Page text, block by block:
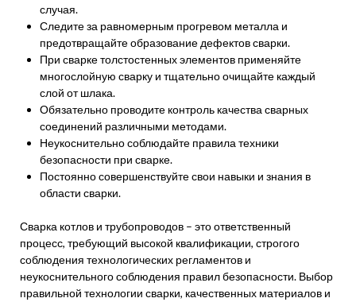
случая.
Следите за равномерным прогревом металла и
предотвращайте образование дефектов сварки.
При сварке толстостенных элементов применяйте
многослойную сварку и тщательно очищайте каждый
слой от шлака.
Обязательно проводите контроль качества сварных
соединений различными методами.
Неукоснительно соблюдайте правила техники
безопасности при сварке.
Постоянно совершенствуйте свои навыки и знания в
области сварки.
Сварка котлов и трубопроводов – это ответственный
процесс, требующий высокой квалификации, строгого
соблюдения технологических регламентов и
неукоснительного соблюдения правил безопасности. Выбор
правильной технологии сварки, качественных материалов и